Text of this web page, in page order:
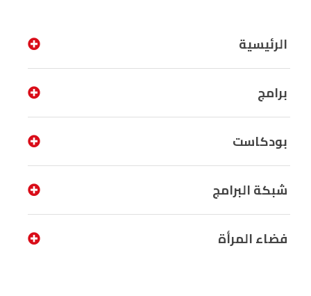
الرئيسية
برامج
بودكاست
شبكة البرامج
فضاء المرأة